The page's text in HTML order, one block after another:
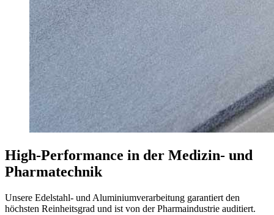
High-Performance in der Medizin- und
Pharmatechnik
Unsere Edelstahl- und Aluminiumverarbeitung garantiert den
höchsten Reinheitsgrad und ist von der Pharmaindustrie auditiert.